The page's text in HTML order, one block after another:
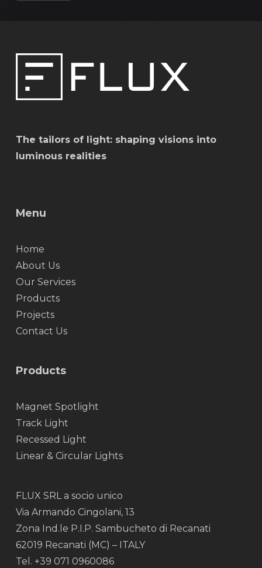
The tailors of light: shaping visions into
luminous realities
Menu
Home
About Us
Our Services
Products
Projects
Contact Us
Products
Magnet Spotlight
Track Light
Recessed Light
Linear & Circular Lights
FLUX SRL a socio unico
Via Armando Cingolani, 13
Zona Ind.le P.I.P. Sambucheto di Recanati
62019 Recanati (MC) – ITALY
Tel. +39 071 0960086